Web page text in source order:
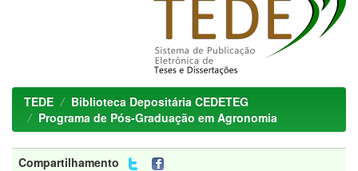
TEDE
Biblioteca Depositária CEDETEG
Programa de Pós-Graduação em Agronomia
Compartilhamento